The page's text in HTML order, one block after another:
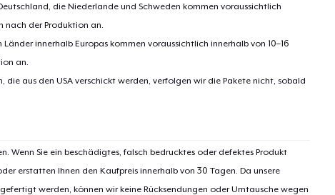
die Niederlande und Schweden kommen voraussichtlich
nach der Produktion an.
innerhalb Europas kommen voraussichtlich innerhalb von 10–16
an.
die aus den USA verschickt werden, verfolgen wir die Pakete nicht, sobald
Wenn Sie ein beschädigtes, falsch bedrucktes oder defektes Produkt
erstatten Ihnen den Kaufpreis innerhalb von 30 Tagen. Da unsere
werden, können wir keine Rücksendungen oder Umtausche wegen
1Artikel wurde zum Einkaufswagen
hinzugefügt
7,99 $